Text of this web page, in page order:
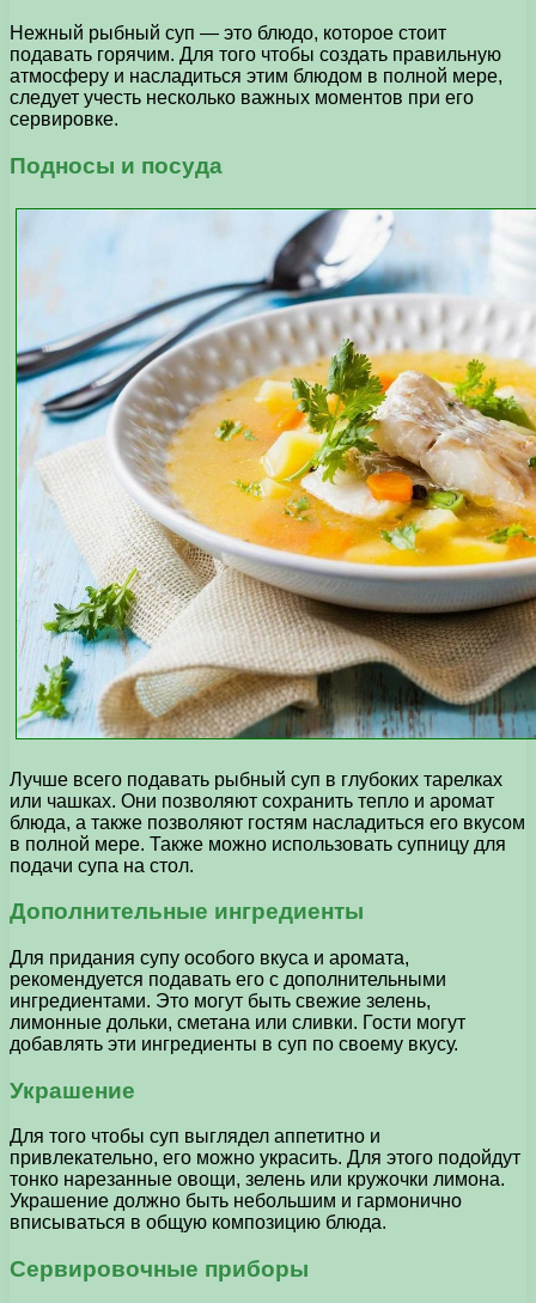
Нежный рыбный суп — это блюдо, которое стоит
подавать горячим. Для того чтобы создать правильную
атмосферу и насладиться этим блюдом в полной мере,
следует учесть несколько важных моментов при его
сервировке.
Подносы и посуда
Лучше всего подавать рыбный суп в глубоких тарелках
или чашках. Они позволяют сохранить тепло и аромат
блюда, а также позволяют гостям насладиться его вкусом
в полной мере. Также можно использовать супницу для
подачи супа на стол.
Дополнительные ингредиенты
Для придания супу особого вкуса и аромата,
рекомендуется подавать его с дополнительными
ингредиентами. Это могут быть свежие зелень,
лимонные дольки, сметана или сливки. Гости могут
добавлять эти ингредиенты в суп по своему вкусу.
Украшение
Для того чтобы суп выглядел аппетитно и
привлекательно, его можно украсить. Для этого подойдут
тонко нарезанные овощи, зелень или кружочки лимона.
Украшение должно быть небольшим и гармонично
вписываться в общую композицию блюда.
Сервировочные приборы